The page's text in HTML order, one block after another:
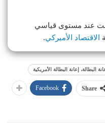
عند مستوى قياسي
الاقتصاد الأميركي.
البطالة، إعانة البطالة الأمريكية
Share
Facebook